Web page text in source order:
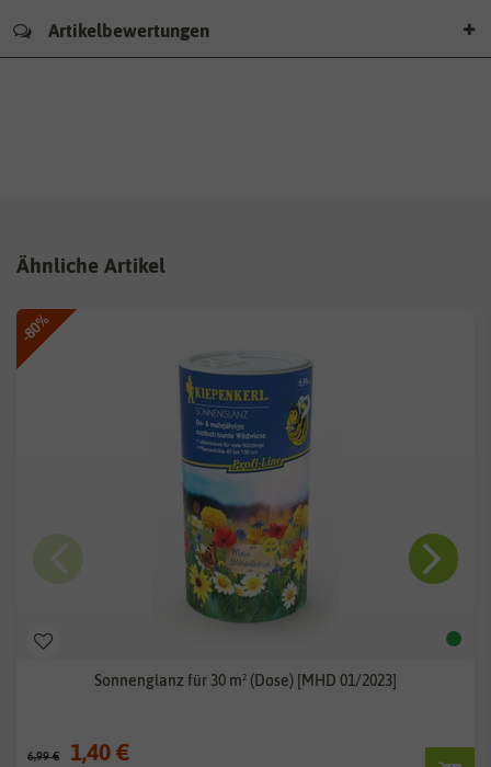
Artikelbewertungen
Ähnliche Artikel
-80%
Sonnenglanz für 30 m² (Dose) [MHD 01/2023]
6,99 € 1,40 €